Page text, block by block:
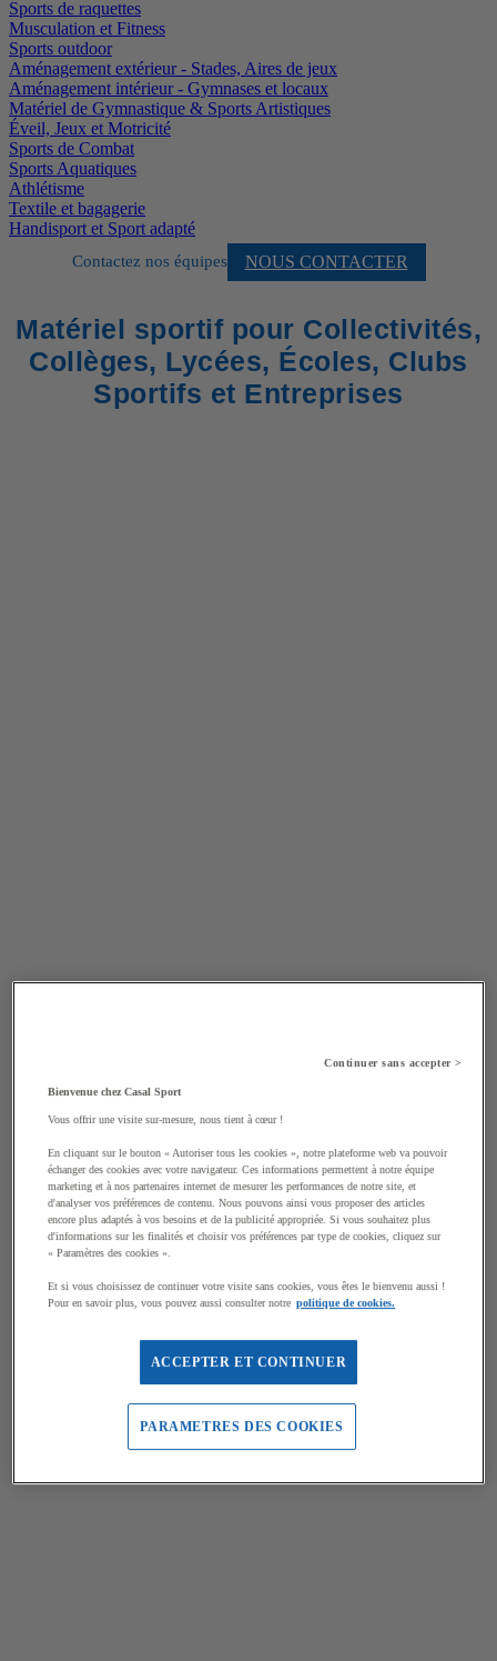
Sports de raquettes
Musculation et Fitness
Sports outdoor
Aménagement extérieur - Stades, Aires de jeux
Aménagement intérieur - Gymnases et locaux
Matériel de Gymnastique & Sports Artistiques
Éveil, Jeux et Motricité
Sports de Combat
Sports Aquatiques
Athlétisme
Textile et bagagerie
Handisport et Sport adapté
Contactez nos équipes NOUS CONTACTER
Matériel sportif pour Collectivités,
Collèges, Lycées, Écoles, Clubs
Sportifs et Entreprises
Continuer sans accepter >
Bienvenue chez Casal Sport
Vous offrir une visite sur-mesure, nous tient à cœur !
En cliquant sur le bouton « Autoriser tous les cookies », notre plateforme web va pouvoir
échanger des cookies avec votre navigateur. Ces informations permettent à notre équipe
marketing et à nos partenaires internet de mesurer les performances de notre site, et
d'analyser vos préférences de contenu. Nous pouvons ainsi vous proposer des articles
encore plus adaptés à vos besoins et de la publicité appropriée. Si vous souhaitez plus
d'informations sur les finalités et choisir vos préférences par type de cookies, cliquez sur
« Paramètres des cookies ».
Et si vous choisissez de continuer votre visite sans cookies, vous êtes le bienvenu aussi !
Pour en savoir plus, vous pouvez aussi consulter notre politique de cookies.
ACCEPTER ET CONTINUER
PARAMETRES DES COOKIES